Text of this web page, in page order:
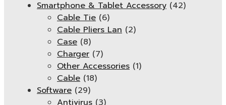
Smartphone & Tablet Accessory (42)
Cable Tie (6)
Cable Pliers Lan (2)
Case (8)
Charger (7)
Other Accessories (1)
Cable (18)
Software (29)
Antivirus (3)